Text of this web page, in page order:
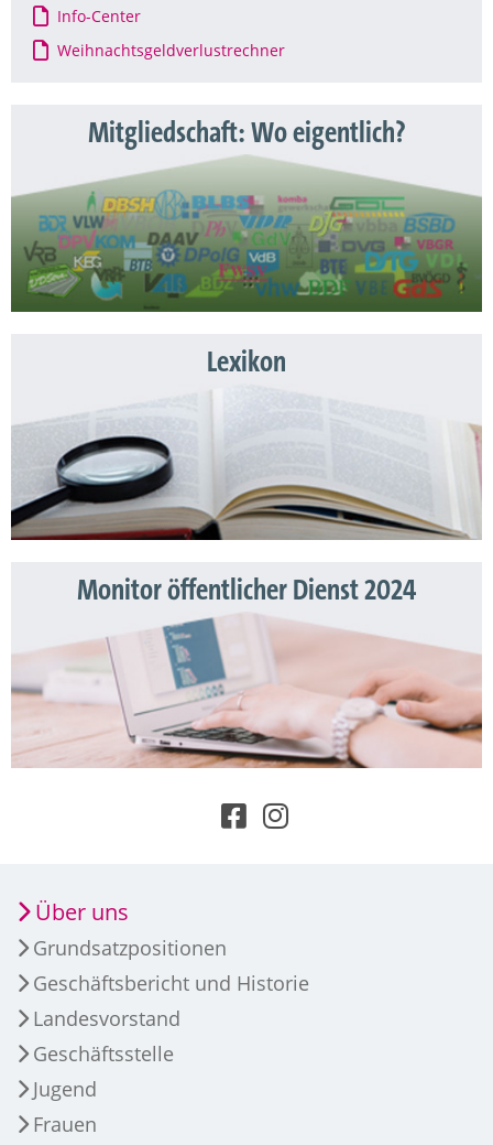
Info-Center
Weihnachtsgeldverlustrechner
Mitgliedschaft: Wo eigentlich?
Lexikon
Monitor öffentlicher Dienst 2024
Über uns
Grundsatzpositionen
Geschäftsbericht und Historie
Landesvorstand
Geschäftsstelle
Jugend
Frauen